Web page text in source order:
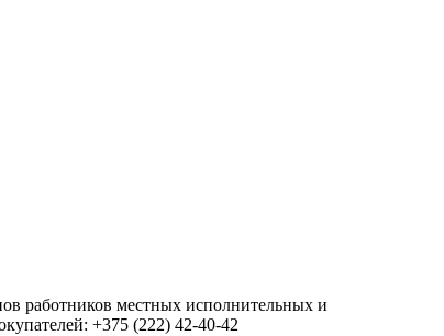
работников местных исполнительных и
+375 (222) 42-40-42